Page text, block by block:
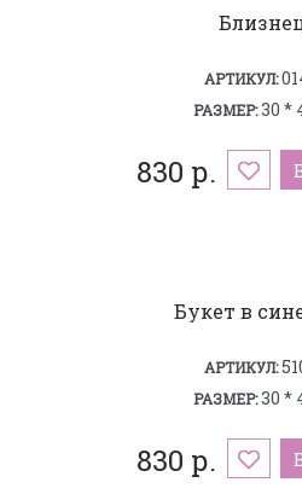
АРТИКУЛ:
РАЗМЕР:30 *
830 р.
Букет в
АРТИКУЛ:
РАЗМЕР:30 *
830 р.